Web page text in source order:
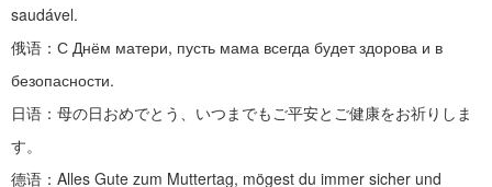
saudável.
俄语： С Днём матери, пусть мама всегда будет здорова и в
безопасности.
日语：母の日おめでとう、いつまでもご平安とご健康をお祈りしま
す。
德语： Alles Gute zum Muttertag, mögest du immer sicher und